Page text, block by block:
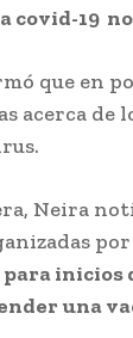
covid-19
que en
acerca de
Neira
para inicios
una